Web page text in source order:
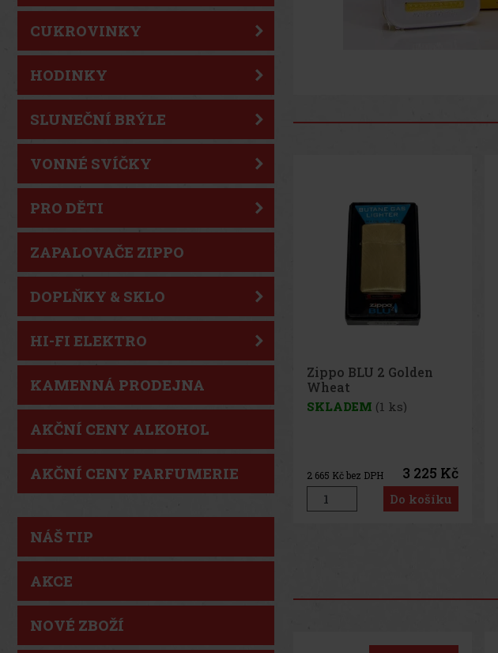
CUKROVINKY
HODINKY
SLUNEČNÍ BRÝLE
VONNÉ SVÍČKY
PRO DĚTI
ZAPALOVAČE ZIPPO
DOPLŇKY & SKLO
HI-FI ELEKTRO
KAMENNÁ PRODEJNA
AKČNÍ CENY ALKOHOL
AKČNÍ CENY PARFUMERIE
NÁŠ TIP
AKCE
NOVÉ ZBOŽÍ
Zippo BLU 2 Fleetwood
SKLADEM (2 ks)
4 112 Kč bez DPH 4 975 Kč
Do košíku